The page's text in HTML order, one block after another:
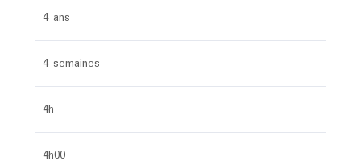
4 ans
4 semaines
4h
4h00